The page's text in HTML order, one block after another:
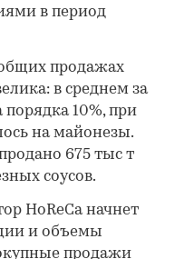
в период
продажах
в среднем за
порядка 10%, при
на майонезы.
675 тыс т
соусов.
HoReCa начнет
и объемы
продажи